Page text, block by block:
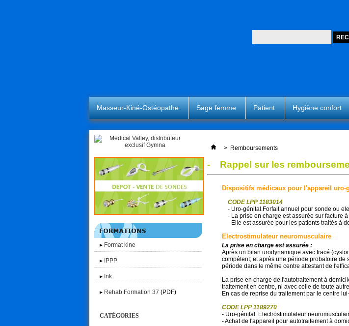
Masseur-Kiné-Ostéopathe Sage femme Patient Hygiène confort
▸ Format kine
▸ IPPP
▸ Ink
▸ Rehab Formation 37 (PDF)
CATÉGORIES
> Remboursements
- Rappel sur les
Dispositifs médicaux pour l'appareil uro-
CODE LPP 1183014
- Uro-génital.Forfait annuel pour sonde ou
- La prise en charge est assurée sur facture
- Elle est assurée pour les patients traités à
Electrostimulateur neuromusculaire
La prise en charge est assurée :
Après un bilan urodynamique avec tracé
compétent; et après une période probatoire
période dans le même centre attestant de
La prise en charge de l'autotraitement à
traitement en centre, ni avec celle de toute
En cas de reprise du traitement par le centre
CODE LPP 1189270
- Uro-génital. Electrostimulateur
- Achat de l'appareil pour autotraitement à